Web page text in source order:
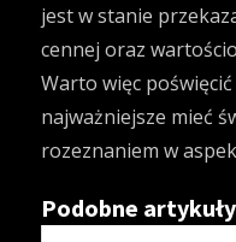
jest w stanie
cennej oraz
Warto więc
najważniejsze mieć
rozeznaniem w
Podobne